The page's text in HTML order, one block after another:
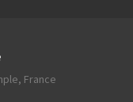
France